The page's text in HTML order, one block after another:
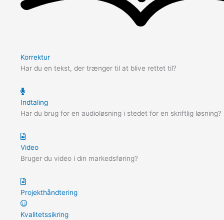
Korrektur
Har du en tekst, der trænger til at blive rettet til?
Indtaling
Har du brug for en audioløsning i stedet for en skriftlig løsning?
Video
Bruger du video i din markedsføring?
Projekthåndtering
Kvalitetssikring